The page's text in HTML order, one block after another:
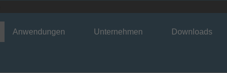
Anwendungen Unternehmen Downloads